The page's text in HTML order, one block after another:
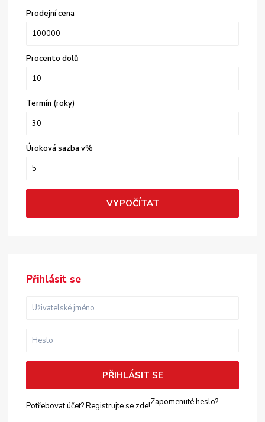
Prodejní cena
Procento dolů
Termín (roky)
Úroková sazba v%
VYPOČÍTAT
Přihlásit se
PŘIHLÁSIT SE
Potřebovat účet? Registrujte se zde!Zapomenuté heslo?